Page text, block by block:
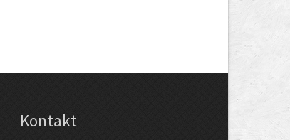
Kontakt